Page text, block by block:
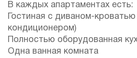
В каждых апартаментах есть:
Гостиная с диваном-кроватью
кондиционером)
Полностью оборудованная
Одна ванная комната